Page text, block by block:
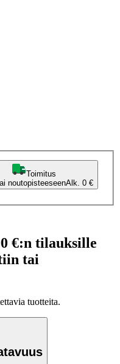
Toimitus
noutopisteeseenAlk. 0 €
€:n tilauksille
tai
tuotteita.